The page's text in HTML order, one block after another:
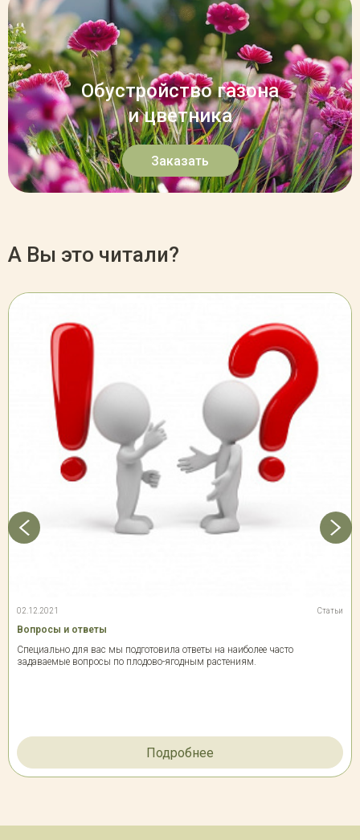
Обустройство газона
и цветника
Заказать
А Вы это читали?
02.12.2021 Статьи
Вопросы и ответы
Специально для вас мы подготовила ответы на наиболее часто
задаваемые вопросы по плодово-ягодным растениям.
Подробнее